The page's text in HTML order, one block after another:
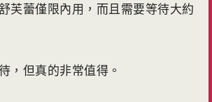
芙蕾僅限內用，而且需要等待大約
，但真的非常值得。